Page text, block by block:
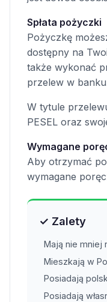
Spłata pożyczki
Pożyczkę
dostępny na
także wykonać
przelew w
W tytule
PESEL oraz
Wymagane
Aby otrzymać
wymagane
✓ Zalety
Mają nie mniej
Mieszkają w
Posiadają
Posiadają